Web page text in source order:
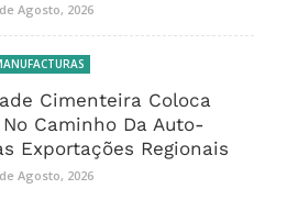
Agosto, 2026
Cimenteira Coloca
Caminho Da Auto-
Exportações Regionais
Agosto, 2026